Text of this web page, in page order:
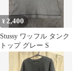
¥ 2,400
Stussy ワッフル タンク
トップ グレー S